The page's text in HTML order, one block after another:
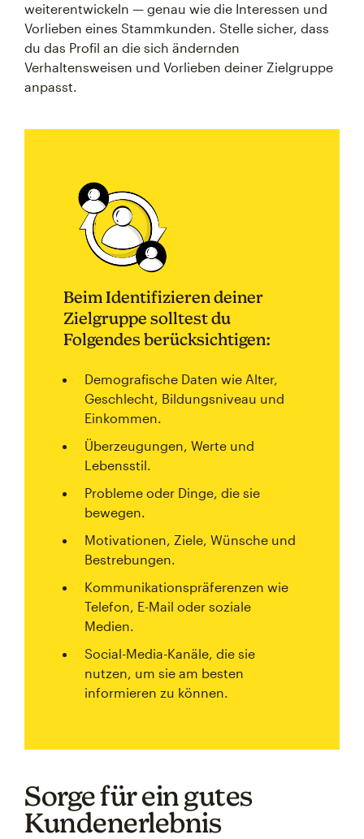
weiterentwickeln — genau wie die Interessen und
Vorlieben eines Stammkunden. Stelle sicher, dass
du das Profil an die sich ändernden
Verhaltensweisen und Vorlieben deiner Zielgruppe
anpasst.
Beim Identifizieren deiner
Zielgruppe solltest du
Folgendes berücksichtigen:
Demografische Daten wie Alter,
Geschlecht, Bildungsniveau und
Einkommen.
Überzeugungen, Werte und
Lebensstil.
Probleme oder Dinge, die sie
bewegen.
Motivationen, Ziele, Wünsche und
Bestrebungen.
Kommunikationspräferenzen wie
Telefon, E-Mail oder soziale
Medien.
Social-Media-Kanäle, die sie
nutzen, um sie am besten
informieren zu können.
Sorge für ein gutes
Kundenerlebnis